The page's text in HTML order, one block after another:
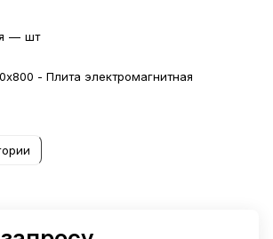
— шт
- Плита электромагнитная